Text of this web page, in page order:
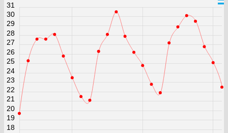
18
19
20
21
22
23
24
25
26
27
28
29
30
31